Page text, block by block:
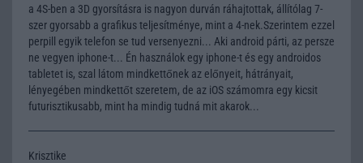
a 4S-ben a 3D gyorsításra is nagyon durván ráhajtottak, állítólag 7-
szer gyorsabb a grafikus teljesítménye, mint a 4-nek.Szerintem ezzel
perpill egyik telefon se tud versenyezni... Aki android párti, az persze
ne vegyen iphone-t... Én használok egy iphone-t és egy androidos
tabletet is, szal látom mindkettőnek az előnyeit, hátrányait,
lényegében mindkettőt szeretem, de az iOS számomra egy kicsit
futurisztikusabb, mint ha mindig tudná mit akarok...
Krisztike